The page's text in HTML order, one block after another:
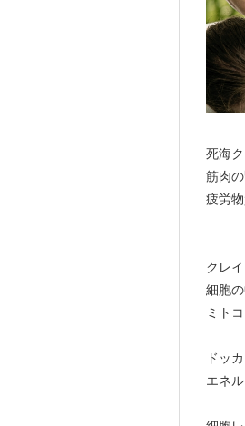
死海
筋肉
疲労
クレ
細胞
ミト
ドッ
エネ